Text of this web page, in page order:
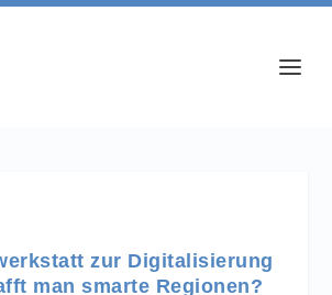
zur Digitalisierung
man smarte Regionen?